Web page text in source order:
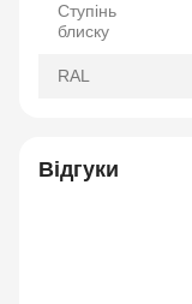
Ступінь
блиску
RAL
Відгуки